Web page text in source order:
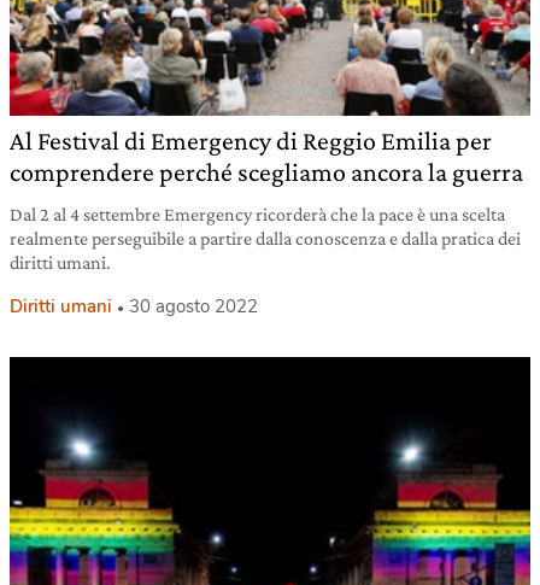
Al Festival di Emergency di Reggio Emilia per
comprendere perché scegliamo ancora la guerra
Dal 2 al 4 settembre Emergency ricorderà che la pace è una scelta
realmente perseguibile a partire dalla conoscenza e dalla pratica dei
diritti umani.
Diritti umani 30 agosto 2022